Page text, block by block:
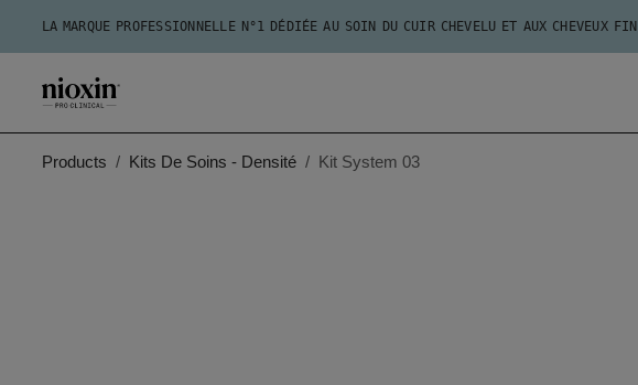
LA MARQUE PROFESSIONNELLE N°1 DÉDIÉE AU SOIN DU CUIR CHEVELU ET AUX CHEVEUX
Products Kits De Soins - Densité Kit System 03